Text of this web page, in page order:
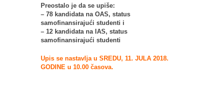
Preostalo je da se upiše:
– 78 kandidata na OAS, status
samofinansirajući studenti i
– 12 kandidata na IAS, status
samofinansirajući studenti
Upis se nastavlja u SREDU, 11. JULA 2018.
GODINE u 10.00 časova.